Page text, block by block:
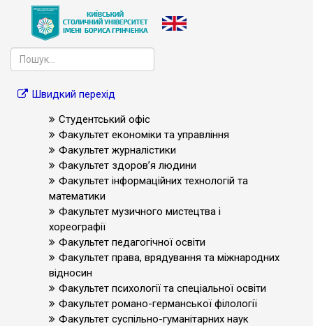
Швидкий перехід
Студентський офіс
Факультет економіки та управління
Факультет журналістики
Факультет здоров’я людини
Факультет інформаційних технологій та
математики
Факультет музичного мистецтва і
хореографії
Факультет педагогічної освіти
Факультет права, врядування та міжнародних
відносин
Факультет психології та спеціальної освіти
Факультет романо-германської філології
Факультет суспільно-гуманітарних наук